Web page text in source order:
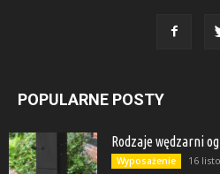
POPULARNE POSTY
Rodzaje wędzarni
Wyposażenie 16